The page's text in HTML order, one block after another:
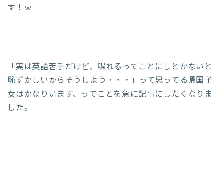
す！ｗ
「実は英語苦手だけど、喋れるってことにしとかないと
恥ずかしいからそうしよう・・・」って思ってる帰国子
女はかなりいます、ってことを急に記事にしたくなりま
した。